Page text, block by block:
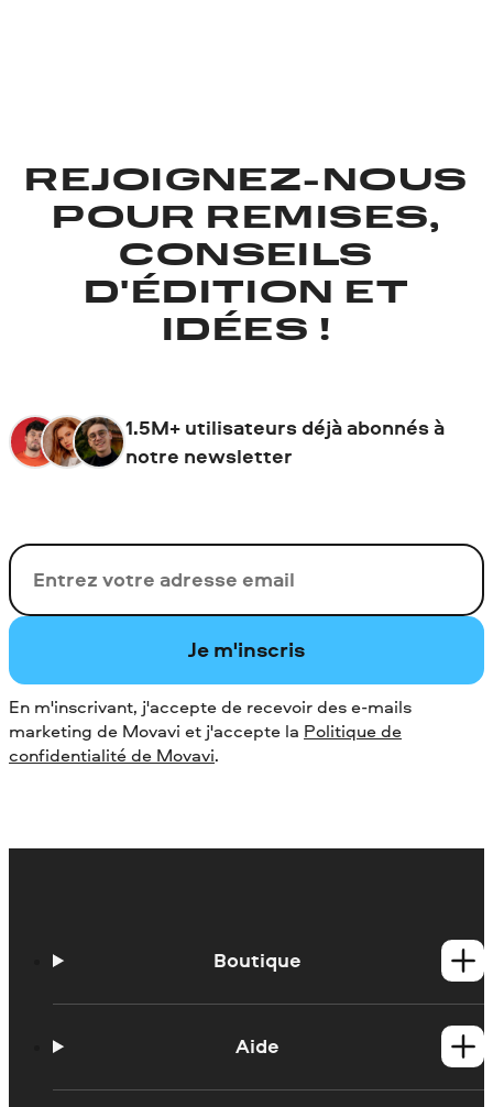
REJOIGNEZ-NOUS
POUR REMISES,
CONSEILS
D'ÉDITION ET
IDÉES !
1.5M+ utilisateurs déjà abonnés à
notre newsletter
Votre adresse de messagerie
Je m'inscris
En m'inscrivant, j'accepte de recevoir des e-mails
marketing de Movavi et j'accepte la Politique de
confidentialité de Movavi.
Boutique
Produits Mac
Aide